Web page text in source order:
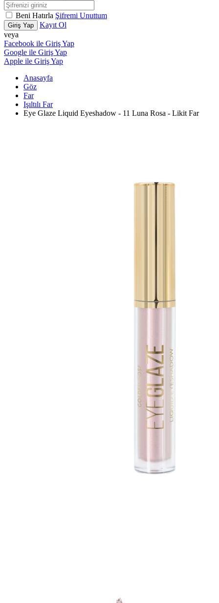
Beni Hatırla Şifremi Unuttum
Giriş Yap
Kayıt Ol
veya
Facebook ile Giriş Yap
Google ile Giriş Yap
Apple ile Giriş Yap
Anasayfa
Göz
Far
Işıltılı Far
Eye Glaze Liquid Eyeshadow - 11 Luna Rosa - Likit Far